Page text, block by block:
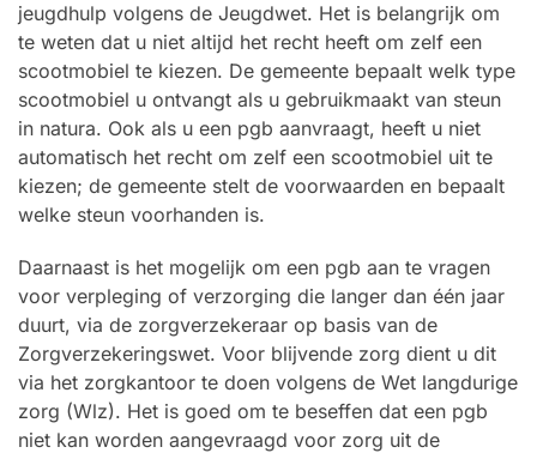
jeugdhulp volgens de Jeugdwet. Het is belangrijk om
te weten dat u niet altijd het recht heeft om zelf een
scootmobiel te kiezen. De gemeente bepaalt welk type
scootmobiel u ontvangt als u gebruikmaakt van steun
in natura. Ook als u een pgb aanvraagt, heeft u niet
automatisch het recht om zelf een scootmobiel uit te
kiezen; de gemeente stelt de voorwaarden en bepaalt
welke steun voorhanden is.
Daarnaast is het mogelijk om een pgb aan te vragen
voor verpleging of verzorging die langer dan één jaar
duurt, via de zorgverzekeraar op basis van de
Zorgverzekeringswet. Voor blijvende zorg dient u dit
via het zorgkantoor te doen volgens de Wet langdurige
zorg (Wlz). Het is goed om te beseffen dat een pgb
niet kan worden aangevraagd voor zorg uit de